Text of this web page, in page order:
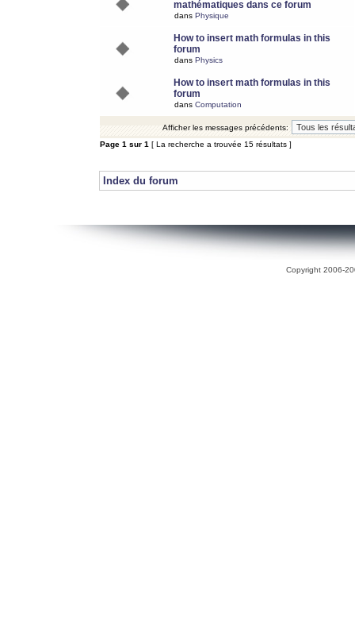
mathématiques dans ce forum
dans Physique
How to insert math formulas in this
forum
dans Physics
How to insert math formulas in this
forum
dans Computation
Afficher les messages précédents:
Page 1 sur 1 [ La recherche a trouvée 15 résultats ]
Index du forum
Copyright 2006-